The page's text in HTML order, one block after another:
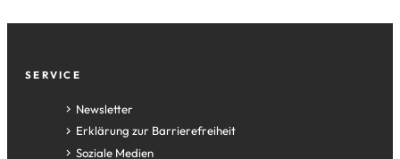
Fußzeile
SERVICE
Newsletter
Erklärung zur Barrierefreiheit
Soziale Medien